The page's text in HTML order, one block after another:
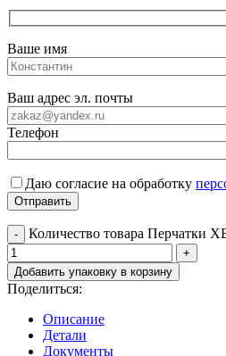
Ваше имя
Ваш адрес эл. почты
Телефон
Даю согласие на обработку
Количество товара Перчатки
Добавить упаковку в корзину
Поделиться:
Описание
Детали
Документы